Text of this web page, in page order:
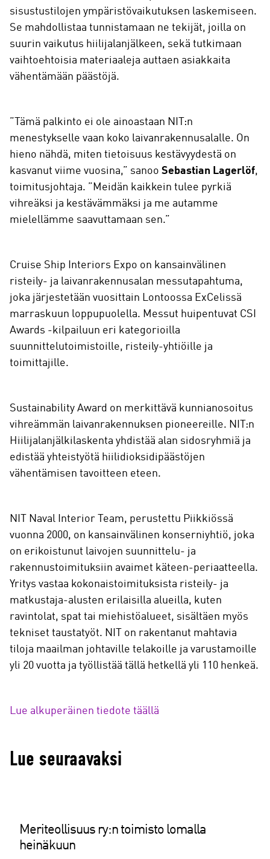
sisustustilojen ympäristövaikutuksen laskemiseen.
Se mahdollistaa tunnistamaan ne tekijät, joilla on
suurin vaikutus hiilijalanjälkeen, sekä tutkimaan
vaihtoehtoisia materiaaleja auttaen asiakkaita
vähentämään päästöjä.
”Tämä palkinto ei ole ainoastaan NIT:n
menestykselle vaan koko laivanrakennusalalle. On
hieno nähdä, miten tietoisuus kestävyydestä on
kasvanut viime vuosina,” sanoo Sebastian Lagerlöf,
toimitusjohtaja. ”Meidän kaikkein tulee pyrkiä
vihreäksi ja kestävämmäksi ja me autamme
mielellämme saavuttamaan sen.”
Cruise Ship Interiors Expo on kansainvälinen
risteily- ja laivanrakennusalan messutapahtuma,
joka järjestetään vuosittain Lontoossa ExCelissä
marraskuun loppupuolella. Messut huipentuvat CSI
Awards -kilpailuun eri kategorioilla
suunnittelutoimistoille, risteily-yhtiöille ja
toimittajille.
Sustainability Award on merkittävä kunnianosoitus
vihreämmän laivanrakennuksen pioneereille. NIT:n
Hiilijalanjälkilaskenta yhdistää alan sidosryhmiä ja
edistää yhteistyötä hiilidioksidipäästöjen
vähentämisen tavoitteen eteen.
NIT Naval Interior Team, perustettu Piikkiössä
vuonna 2000, on kansainvälinen konserniyhtiö, joka
on erikoistunut laivojen suunnittelu- ja
rakennustoimituksiin avaimet käteen-periaatteella.
Yritys vastaa kokonaistoimituksista risteily- ja
matkustaja-alusten erilaisilla alueilla, kuten
ravintolat, spat tai miehistöalueet, sisältäen myös
tekniset taustatyöt. NIT on rakentanut mahtavia
tiloja maailman johtaville telakoille ja varustamoille
yli 20 vuotta ja työllistää tällä hetkellä yli 110 henkeä.
Lue alkuperäinen tiedote täällä
Lue seuraavaksi
Meriteollisuus ry:n toimisto lomalla
heinäkuun